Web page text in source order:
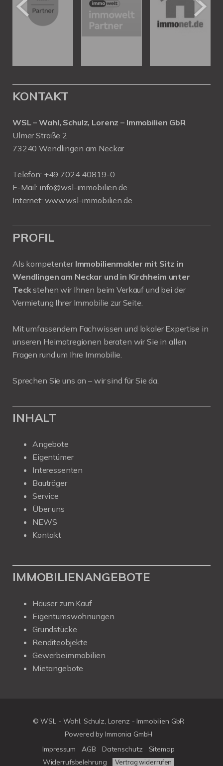
KONTAKT
WSL – Wahl, Schulz, Lorenz – Immobilien GbR
Ulmer Straße 2
73240 Wendlingen am Neckar
Telefon: +49 7024 40819-0
E-Mail: info@wsl-immobilien.de
Internet: www.wsl-immobilien.de
PROFIL
Als kompetenter Immobilienmakler mit Sitz in
Wendlingen am Neckar und in Kirchheim unter
Teckstehen wir Ihnen beim Verkauf und bei der
Vermietung Ihrer Immobilie zur Seite.
Mit umfassendem Fachwissen und lokaler Expertise in
unseren Heimatregionen beraten wir Sie in allen
Fragen rund um Ihre Immobilie.
Sprechen Sie uns an – wir sind für Sie da.
INHALT
Angebote
Eigentümer
Interessenten
Bauträger
Service
Über uns
NEWS
Kontakt
IMMOBILIENANGEBOTE
Häuser zum Kauf
Eigentumswohnungen
Grundstücke
Renditeobjekte
Gewerbeimmobilien
Mietangebote
© WSL - Wahl, Schulz, Lorenz - Immobilien GbR
Powered by Immonia GmbH
Impressum
AGB Datenschutz
Sitemap
Widerrufsbelehrung
Vertrag widerrufen